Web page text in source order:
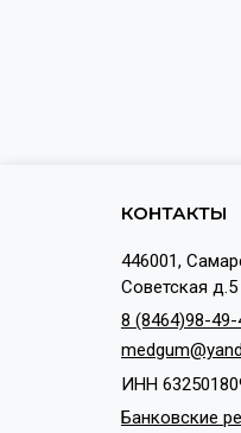
КОНТАКТЫ
446001,
Советская д.5
8 (8464)98-49-
ИНН
Банковские